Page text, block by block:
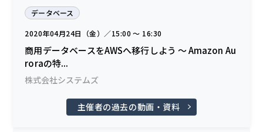
データベース
2020年04月24日（金）／15:00 〜 16:30
商用データベースをAWSへ移行しよう ～ Amazon Au
roraの特...
株式会社システムズ
主催者の過去の動画・資料